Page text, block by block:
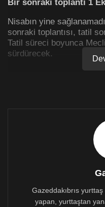
Bir sonraki toplantı 1
Nisabın yine
sonraki toplantısı, tatil
Tatil süreci boyunca
sürdürecek.
Gazeddakıbrıs yurttaş
yapan, yurttaştan